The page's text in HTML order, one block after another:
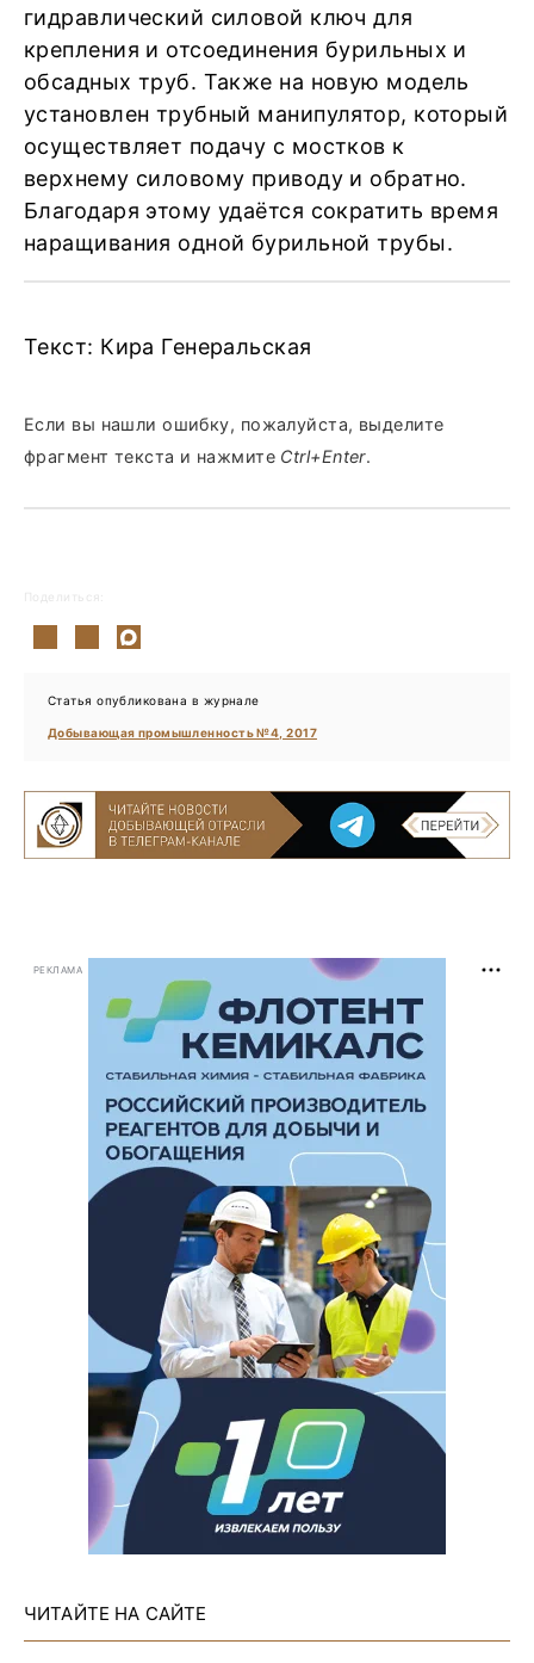
гидравлический силовой ключ для
крепления и отсоединения бурильных и
обсадных труб. Также на новую модель
установлен трубный манипулятор, который
осуществляет подачу с мостков к
верхнему силовому приводу и обратно.
Благодаря этому удаётся сократить время
наращивания одной бурильной трубы.
Текст: Кира Генеральская
Если вы нашли ошибку, пожалуйста, выделите
фрагмент текста и нажмите Ctrl+Enter.
Поделиться:
Статья опубликована в журнале
Добывающая промышленность №4, 2017
РЕКЛАМА
ЧИТАЙТЕ НА САЙТЕ